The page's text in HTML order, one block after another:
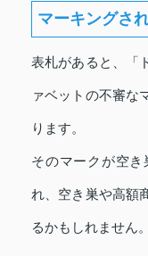
マーキングさ
表札があると、「
ァベットの不審な
ります。
そのマークが空
れ、空き巣や高額
るかもしれません。